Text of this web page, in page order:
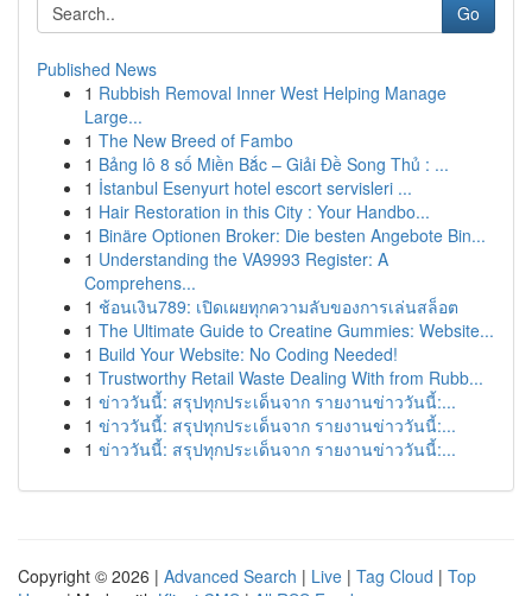
Go
Published News
1 Rubbish Removal Inner West Helping Manage
Large...
1 The New Breed of Fambo
1 Bảng lô 8 số Miền Bắc – Giải Đề Song Thủ : ...
1 İstanbul Esenyurt hotel escort servisleri ...
1 Hair Restoration in this City : Your Handbo...
1 Binäre Optionen Broker: Die besten Angebote Bin...
1 Understanding the VA9993 Register: A
Comprehens...
1 ช้อนเงิน789: เปิดเผยทุกความลับของการเล่นสล็อต
1 The Ultimate Guide to Creatine Gummies: Website...
1 Build Your Website: No Coding Needed!
1 Trustworthy Retail Waste Dealing With from Rubb...
1 ข่าววันนี้: สรุปทุกประเด็นจาก รายงานข่าววันนี้:...
1 ข่าววันนี้: สรุปทุกประเด็นจาก รายงานข่าววันนี้:...
1 ข่าววันนี้: สรุปทุกประเด็นจาก รายงานข่าววันนี้:...
Copyright © 2026 | Advanced Search | Live | Tag Cloud | Top